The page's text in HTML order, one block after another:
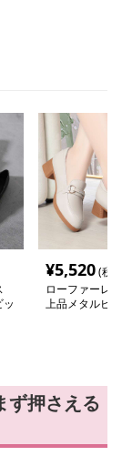
¥5,520(税
ローファーレ
上品メタルビ
ず押さえる